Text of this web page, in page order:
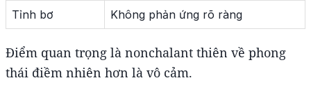
Tỉnh bơ Không phản ứng rõ ràng
Điểm quan trọng là nonchalant thiên về phong
thái điềm nhiên hơn là vô cảm.